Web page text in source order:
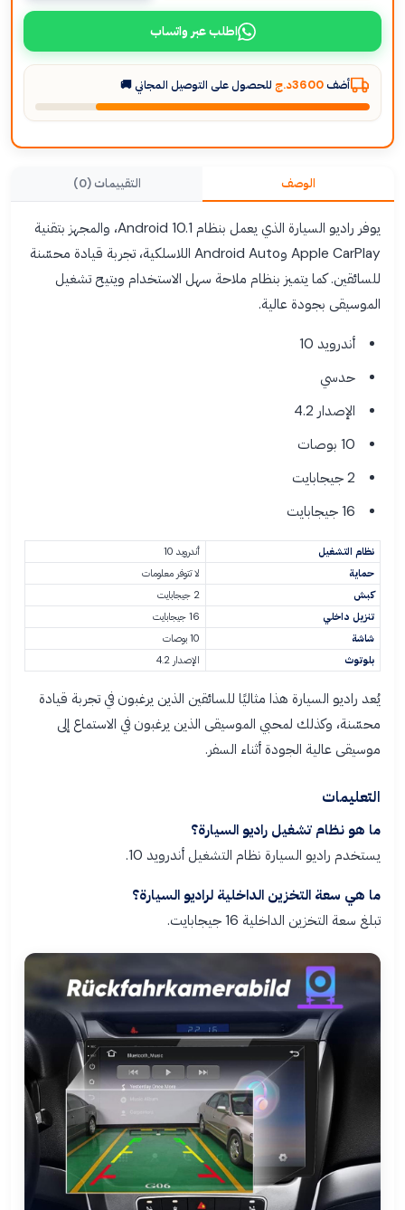
اطلب عبر واتساب
أضف 3600د.ج للحصول على التوصيل المجاني 🚚
الوصف التقييمات (0)
يوفر راديو السيارة الذي يعمل بنظام Android 10.1، والمجهز بتقنية
Apple CarPlay وAndroid Auto اللاسلكية، تجربة قيادة محسّنة
للسائقين. كما يتميز بنظام ملاحة سهل الاستخدام ويتيح تشغيل
الموسيقى بجودة عالية.
أندرويد 10
حدسي
الإصدار 4.2
10 بوصات
2 جيجابايت
16 جيجابايت
نظام التشغيل
أندرويد 10
حماية
لا تتوفر معلومات
كبش
2 جيجابايت
تنزيل داخلي
16 جيجابايت
شاشة
10 بوصات
بلوتوث
الإصدار 4.2
يُعد راديو السيارة هذا مثاليًا للسائقين الذين يرغبون في تجربة قيادة
محسّنة، وكذلك لمحبي الموسيقى الذين يرغبون في الاستماع إلى
موسيقى عالية الجودة أثناء السفر.
التعليمات
ما هو نظام تشغيل راديو السيارة؟
يستخدم راديو السيارة نظام التشغيل أندرويد 10.
ما هي سعة التخزين الداخلية لراديو السيارة؟
تبلغ سعة التخزين الداخلية 16 جيجابايت.